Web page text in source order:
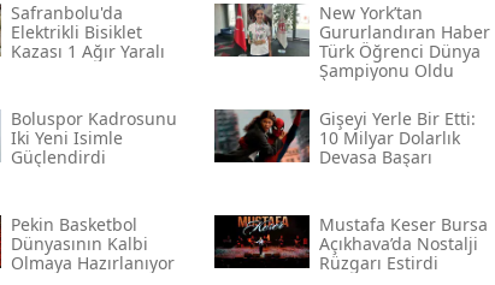
Safranbolu'da
Elektrikli Bisiklet
Kazası 1 Ağır Yaralı
New York’tan
Gururlandıran Haber
Türk Öğrenci Dünya
Şampiyonu Oldu
Boluspor Kadrosunu
Iki Yeni Isimle
Güçlendirdi
Gişeyi Yerle Bir Etti:
10 Milyar Dolarlık
Devasa Başarı
Pekin Basketbol
Dünyasının Kalbi
Olmaya Hazırlanıyor
Mustafa Keser Bursa
Açıkhava’da Nostalji
Rüzgarı Estirdi